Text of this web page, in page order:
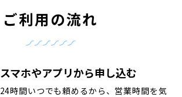
ご利用の流れ
スマホやアプリから申し込む
24時間いつでも頼めるから、営業時間を気